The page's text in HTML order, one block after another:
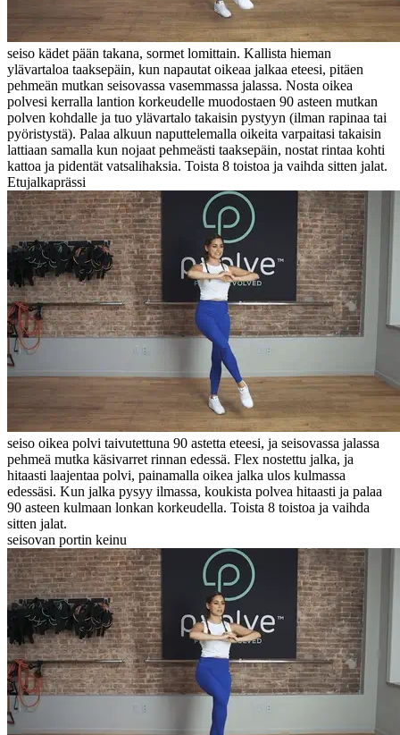
seiso kädet pään takana, sormet lomittain. Kallista hieman
ylävartaloa taaksepäin, kun napautat oikeaa jalkaa eteesi, pitäen
pehmeän mutkan seisovassa vasemmassa jalassa. Nosta oikea
polvesi kerralla lantion korkeudelle muodostaen 90 asteen mutkan
polven kohdalle ja tuo ylävartalo takaisin pystyyn (ilman rapinaa tai
pyöristystä). Palaa alkuun naputtelemalla oikeita varpaitasi takaisin
lattiaan samalla kun nojaat pehmeästi taaksepäin, nostat rintaa kohti
kattoa ja pidentät vatsalihaksia. Toista 8 toistoa ja vaihda sitten jalat.
Etujalkaprässi
seiso oikea polvi taivutettuna 90 astetta eteesi, ja seisovassa jalassa
pehmeä mutka käsivarret rinnan edessä. Flex nostettu jalka, ja
hitaasti laajentaa polvi, painamalla oikea jalka ulos kulmassa
edessäsi. Kun jalka pysyy ilmassa, koukista polvea hitaasti ja palaa
90 asteen kulmaan lonkan korkeudella. Toista 8 toistoa ja vaihda
sitten jalat.
seisovan portin keinu